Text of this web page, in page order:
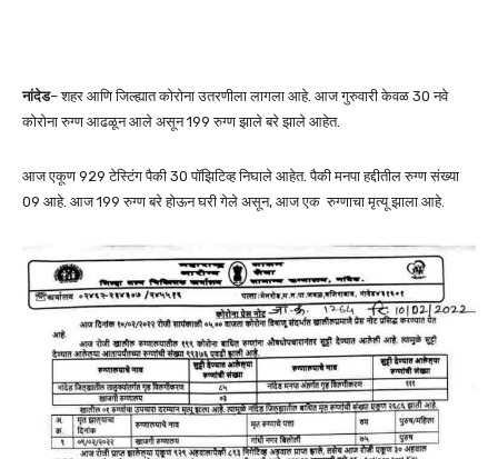
नांदेड– शहर आणि जिल्ह्यात कोरोना उतरणीला लागला आहे. आज गुरुवारी केवळ 30 नवे
कोरोना रुग्ण आढळून आले असून 199 रुग्ण झाले बरे झाले आहेत.
आज एकूण 929 टेस्टिंग पैकी 30 पॉझिटिव्ह निघाले आहेत. पैकी मनपा हद्दीतील रुग्ण संख्या
09 आहे. आज 199 रुग्ण बरे होऊन घरी गेले असून, आज एक रुग्णाचा मृत्यू झाला आहे.